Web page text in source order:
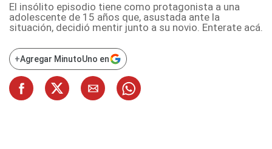
El insólito episodio tiene como protagonista a una
adolescente de 15 años que, asustada ante la
situación, decidió mentir junto a su novio. Enterate acá.
+Agregar MinutoUno en